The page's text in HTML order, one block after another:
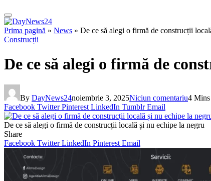
Prima pagină » News » De ce să alegi o firmă de construcții
Construcții
De ce să alegi o firmă de
By DayNews24noiembrie 3, 2025Niciun comentariu4 Mins
Facebook Twitter Pinterest LinkedIn Tumblr Email
De ce să alegi o firmă de construcții locală și nu echipe la negru
Share
Facebook Twitter LinkedIn Pinterest Email